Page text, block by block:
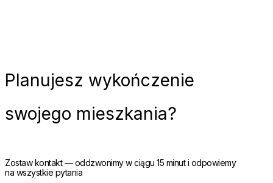
Planujesz wykończenie
swojego mieszkania?
Zostaw kontakt — oddzwonimy w ciągu 15 minut i odpowiemy
na wszystkie pytania